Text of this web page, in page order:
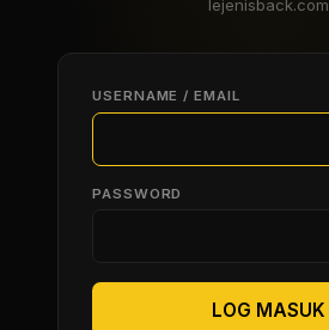
lejenisback.com
USERNAME / EMAIL
PASSWORD
LOG MASUK